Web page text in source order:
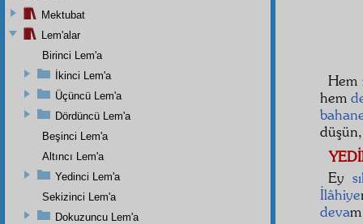
Hem
hem
Ey
İlâhiye
deva
Mektubat
Lem'alar
Birinci Lem'a
İkinci Lem'a
Üçüncü Lem'a
Dördüncü Lem'a
Beşinci Lem'a
Altıncı Lem'a
Yedinci Lem'a
Sekizinci Lem'a
Dokuzuncu Lem'a